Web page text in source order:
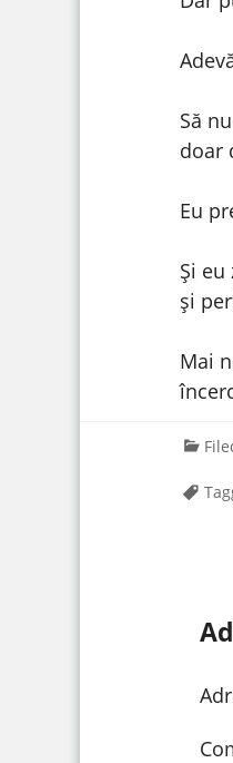
Să
doar
Eu
Și
și
Mai